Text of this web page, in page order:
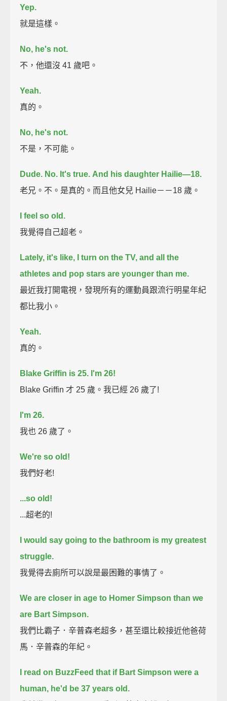
Yep.
就是這樣。
No, he's not.
不，他還沒 41 歲吧。
Yeah.
真的。
No, he's not.
不是，不可能。
Dude. No. It's true. And his daughter Hailie—18.
老兄。不。是真的。而且他女兒 Hailie－－18 歲。
I feel so old.
我覺得自己超老。
Lately, it's like, I turn on the TV, and all the
athletes and pop stars are younger than me.
最近我打開電視，發現所有的運動員跟流行明星年紀
都比我小。
Yeah.
真的。
Blake Griffin is 25. I'm 26!
Blake Griffin 才 25 歲。我已經 26 歲了!
I'm 26.
我也 26 歲了。
We're so old!
我們好老!
...so old!
...超老的!
I would say going to the bathroom is my greatest
struggle.
我覺得去廁所可以說是最困難的事情了。
We are closer in age to Homer Simpson than we
are Bart Simpson.
我們比霸子．辛普森老超多，甚至還比較接近他爸荷
馬．辛普森的年紀。
I read on BuzzFeed that if Bart Simpson were a
human, he'd be 37 years old.